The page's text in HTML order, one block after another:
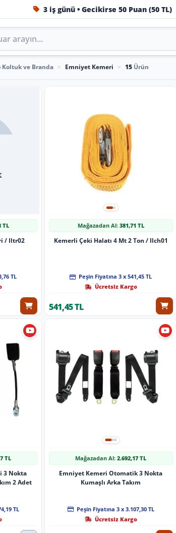
3 iş günü • Gecikirse 50 Puan (50 TL)
1984'ten beri Türkiye’nin en büyük oto
Koltuk ve Branda > Emniyet Kemeri > 15 Ürün
TL
/ Iltr02
TL
Mağazadan Al: 381,71 TL
Kemerli Çeki Halatı 4 Mt 2 Ton / Ilch01
Peşin Fiyatına 3 x 541,45 TL
Ücretsiz Kargo
541,45 TL
TL
3 Nokta
2 Adet
TL
Mağazadan Al:2.692,17 TL
Emniyet Kemeri Otomatik 3 Nokta
Kumaşlı Arka Takım
Peşin Fiyatına 3 x 3.107,30 TL
Ücretsiz Kargo